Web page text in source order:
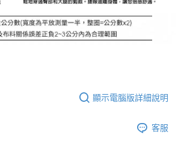
顯示電腦版詳細說明
客服